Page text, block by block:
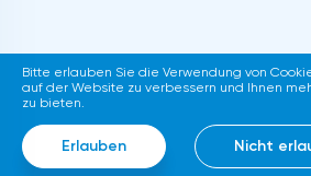
Bitte erlauben Sie die Verwendung von
auf der Website zu verbessern und Ihnen
zu bieten.
Erlauben Nicht